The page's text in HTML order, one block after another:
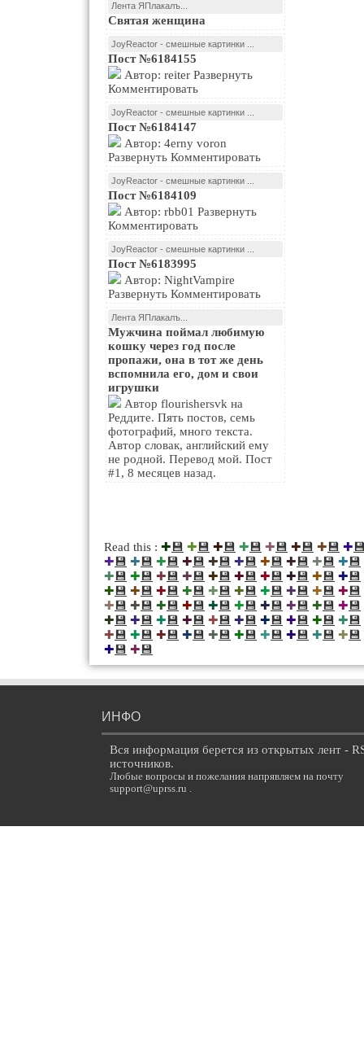
Лента ЯПлакалъ...
Святая женщина
JoyReactor - смешные картинки ...
Пост №6184155
Комментировать
JoyReactor - смешные картинки ...
Пост №6184147
Развернуть Комментировать
JoyReactor - смешные картинки ...
Пост №6184109
Комментировать
JoyReactor - смешные картинки ...
Пост №6183995
Развернуть Комментировать
Лента ЯПлакалъ...
Мужчина поймал любимую
кошку через год после
пропажи, она в тот же день
вспомнила его, дом и свои
игрушки
Реддите. Пять постов, семь
фотографий, много текста.
Автор словак, английский ему
не родной. Перевод мой. Пост
#1, 8 месяцев назад.
Read this : ✚💾 ✚💾 ✚💾 ✚💾 ✚💾 ✚💾 ✚💾 ✚
✚💾 ✚💾 ✚💾 ✚💾 ✚💾 ✚💾 ✚💾 ✚💾 ✚💾 ✚💾
✚💾 ✚💾 ✚💾 ✚💾 ✚💾 ✚💾 ✚💾 ✚💾 ✚💾 ✚💾
✚💾 ✚💾 ✚💾 ✚💾 ✚💾 ✚💾 ✚💾 ✚💾 ✚💾 ✚💾
✚💾 ✚💾 ✚💾 ✚💾 ✚💾 ✚💾 ✚💾 ✚💾 ✚💾 ✚💾
✚💾 ✚💾 ✚💾 ✚💾 ✚💾 ✚💾 ✚💾 ✚💾 ✚💾 ✚💾
✚💾 ✚💾 ✚💾 ✚💾 ✚💾 ✚💾 ✚💾 ✚💾 ✚💾 ✚💾
✚💾 ✚💾
ИНФО
Вся информация берется из открытых лент -
источников.
Любые вопросы и пожелания напрявляем на почту
support@uprss.ru .